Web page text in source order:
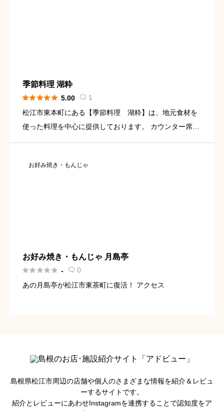
季節料理 湖粋
 5.00  1
松江市東本町にある【季節料理 湖粋】は、地元食材を
使った料理を中心に提供しております。 カウンター席や
お好み焼き・もんじゃ
お好み焼き・もんじゃ 月島亭
 -  0
あの月島亭が松江市東茶町に復活！ アクセス
島根県松江市周辺の店舗や個人のさまざまな情報を紹介＆レビュ
ーするサイトです。
紹介とレビューにあわせInstagramを連携することで認知度をア